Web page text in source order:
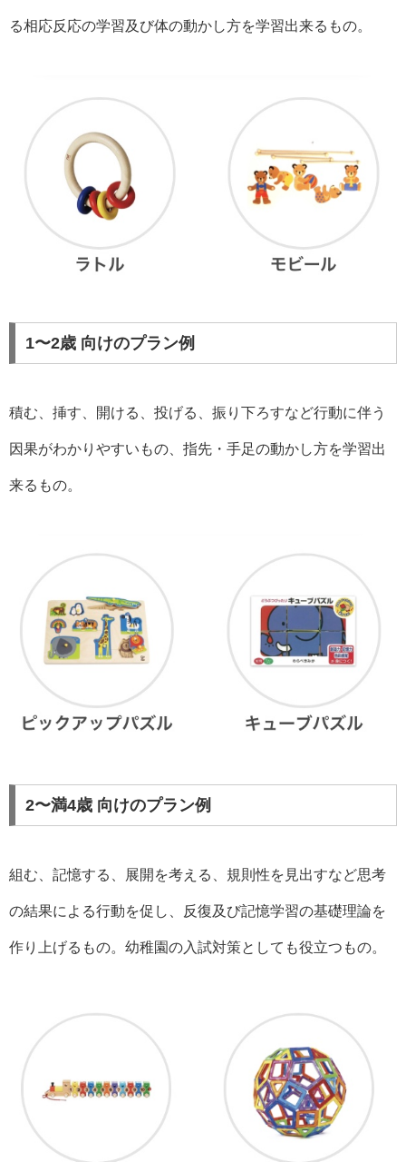
る相応反応の学習及び体の動かし方を学習出来るもの。
1〜2歳 向けのプラン例
積む、挿す、開ける、投げる、振り下ろすなど行動に伴う
因果がわかりやすいもの、指先・手足の動かし方を学習出
来るもの。
2〜満4歳 向けのプラン例
組む、記憶する、展開を考える、規則性を見出すなど思考
の結果による行動を促し、反復及び記憶学習の基礎理論を
作り上げるもの。幼稚園の入試対策としても役立つもの。